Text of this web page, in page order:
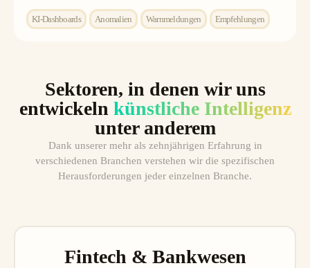
KI-Dashboards Anomalien Warnmeldungen Empfehlungen
Sektoren, in denen wir uns
entwickeln künstliche Intelligenz
unter anderem
Dank unserer mehr als zehnjährigen Erfahrung in
verschiedenen Branchen verstehen wir die spezifischen
Herausforderungen jeder einzelnen Branche.
Fintech & Bankwesen